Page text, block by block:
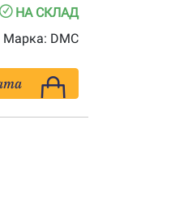
НА СКЛАД
Марка: DMC